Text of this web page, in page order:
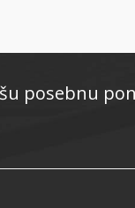
posebnu